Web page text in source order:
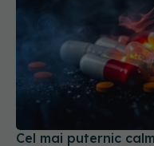
Cel mai puternic
ineficient în multe